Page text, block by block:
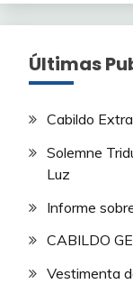
Últimas
Cabildo
Solemne
Luz
Informe
CABILDO
Vestimenta